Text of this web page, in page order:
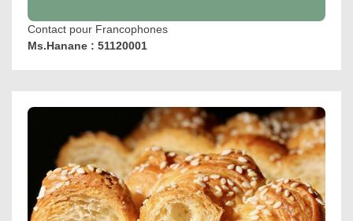
Contact pour Francophones
Ms.Hanane : 51120001